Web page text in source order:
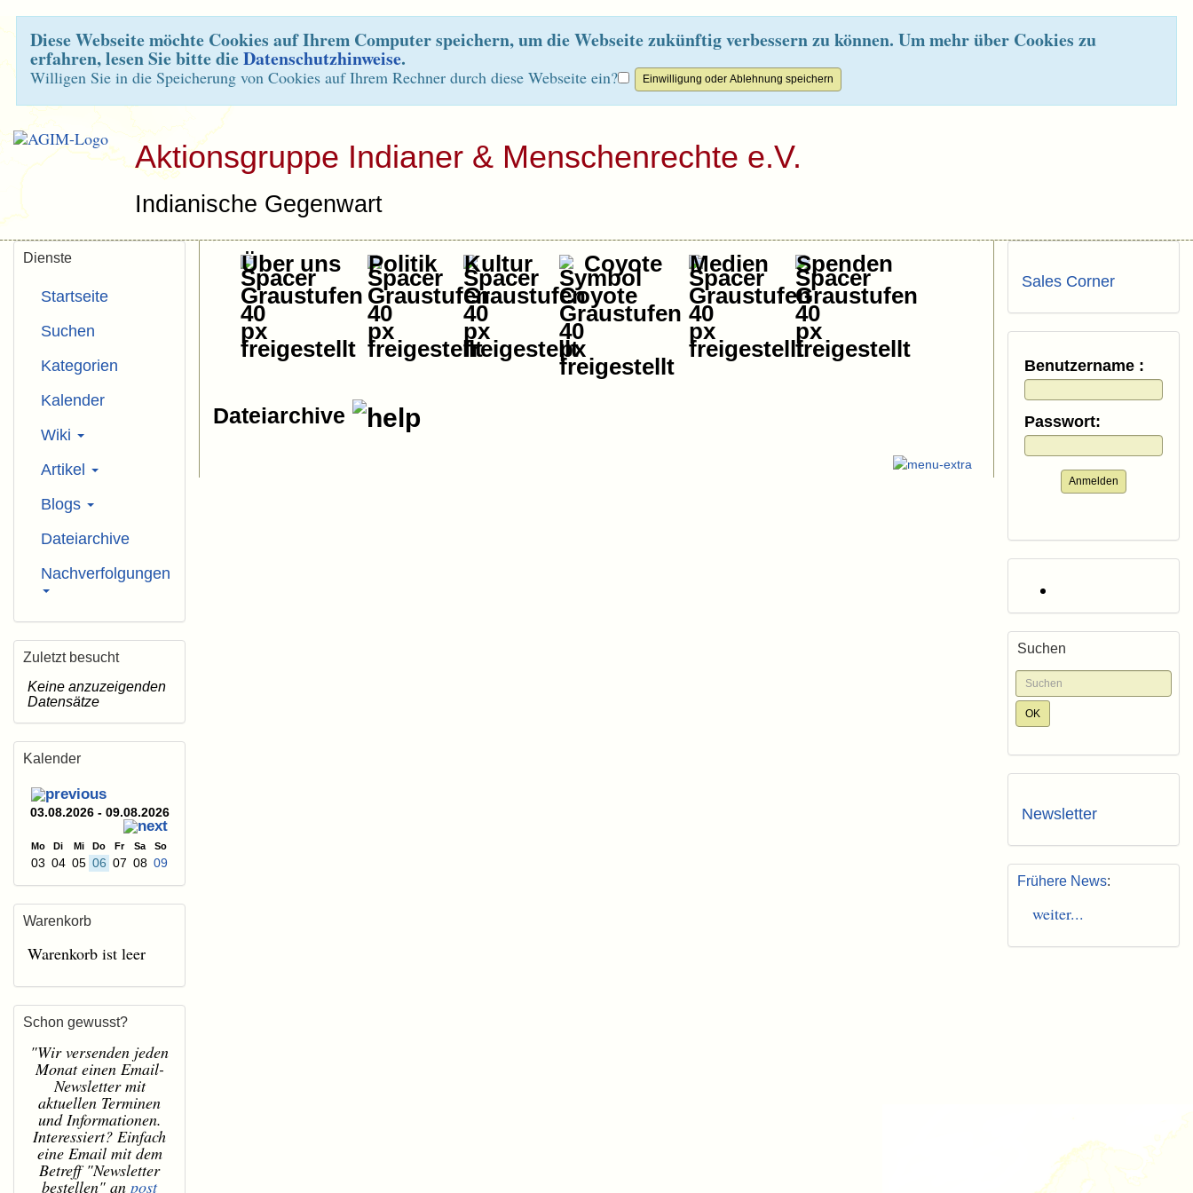
Diese Webseite möchte Cookies auf Ihrem Computer speichern, um die Webseite zukünftig verbessern zu können. Um mehr über Cookies zu
erfahren, lesen Sie bitte dieDatenschutzhinweise.
Willigen Sie in die Speicherung von Cookies auf Ihrem Rechner durch diese Webseite ein?
Aktionsgruppe Indianer & Menschenrechte e.V.
Indianische Gegenwart
Über uns Politik Kultur Coyote Medien Spenden
Dateiarchive
Dienste
Startseite
Suchen
Kategorien
Kalender
Wiki
Artikel
Blogs
Dateiarchive
Nachverfolgungen
Zuletzt besucht
Keine anzuzeigenden
Datensätze
Kalender
03.08.2026 - 09.08.2026
Mo Di Mi Do Fr Sa So
03 04 05 06 07 08 09
Warenkorb
Warenkorb ist leer
Schon gewusst?
"Wir versenden jeden
Monat einen Email-
Newsletter mit
aktuellen Terminen
und Informationen.
Interessiert? Einfach
eine Email mit dem
Betreff "Newsletter
bestellen" an post
Sales Corner
Benutzername :
Passwort:
Anmelden
Suchen
Newsletter
Frühere News:
weiter...